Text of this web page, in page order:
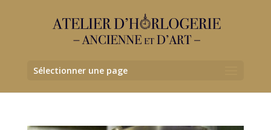
Sélectionner une page